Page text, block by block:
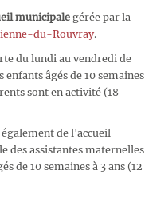
municipalegérée par la
du-Rouvray.
du lundi au vendredi de
enfants âgés de 10 semaines
sont en activité (18
de l'accueil
des assistantes maternelles
de 10 semaines à 3 ans (12